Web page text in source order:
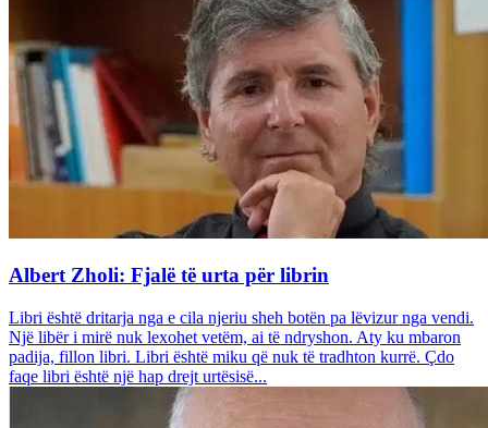
Albert Zholi: Fjalë të urta për librin
Libri është dritarja nga e cila njeriu sheh botën pa lëvizur nga vendi.
Një libër i mirë nuk lexohet vetëm, ai të ndryshon. Aty ku mbaron
padija, fillon libri. Libri është miku që nuk të tradhton kurrë. Çdo
faqe libri është një hap drejt urtësisë...